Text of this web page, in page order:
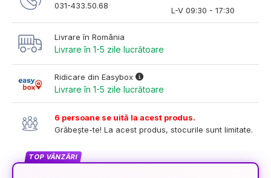
031-433.50.68
L-V 09:30 - 17:30
Livrare în România
Livrare în 1-5 zile lucrătoare
Ridicare din Easybox
Livrare în 1-5 zile lucrătoare
6 persoane se uită la acest produs.
Grăbește-te! La acest produs, stocurile sunt limitate.
TOP VÂNZĂRI